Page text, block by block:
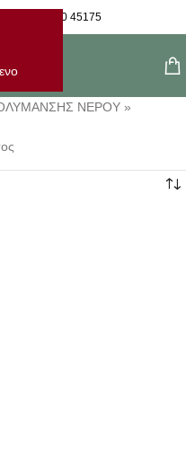
28210 45175
ΝΕΡΟΥ »